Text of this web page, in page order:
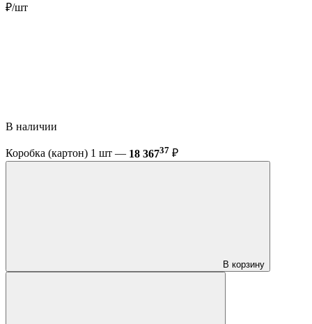
₽/шт
В наличии
Коробка (картон) 1 шт — 18 36737 ₽
В корзину